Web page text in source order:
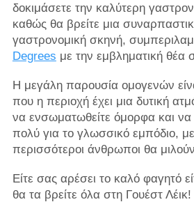
δοκιμάσετε την καλύτερη
καθώς θα βρείτε μια
γαστρονομική σκηνή,
Degrees με την εμβληματική θέα
Η μεγάλη παρουσία ομογενών
που η περιοχή έχει μια δυτική
να ενσωματωθείτε όμορφα και να
πολύ για το γλωσσικό εμπόδιο,
περισσότεροι άνθρωποι θα
Είτε σας αρέσει το καλό φαγητό
θα τα βρείτε όλα στη Γουέστ Λέικ!